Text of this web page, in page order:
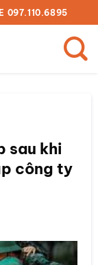
097.110.6895
sau khi
công ty